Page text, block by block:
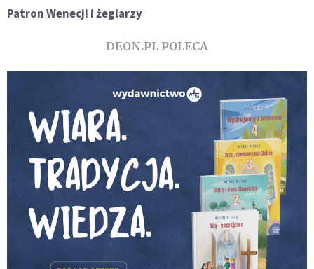
Patron Wenecji i żeglarzy
DEON.PL POLECA